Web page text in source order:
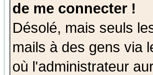
de me connecter !
Désolé, mais seuls
mails à des gens via
où l'administrateur